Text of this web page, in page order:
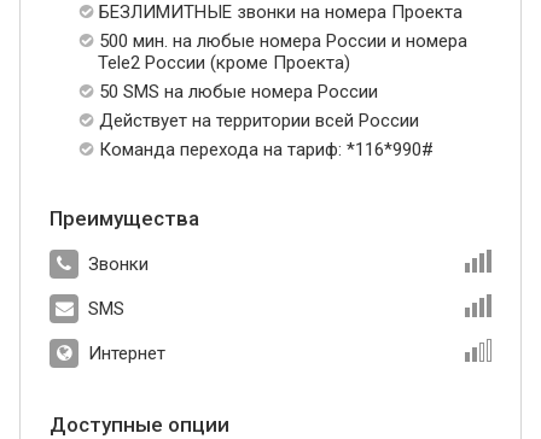
БЕЗЛИМИТНЫЕ звонки на номера Проекта
500 мин. на любые номера России и номера
Tele2 России (кроме Проекта)
50 SMS на любые номера России
Действует на территории всей России
Команда перехода на тариф: *116*990#
Преимущества
Звонки
SMS
Интернет
Доступные опции